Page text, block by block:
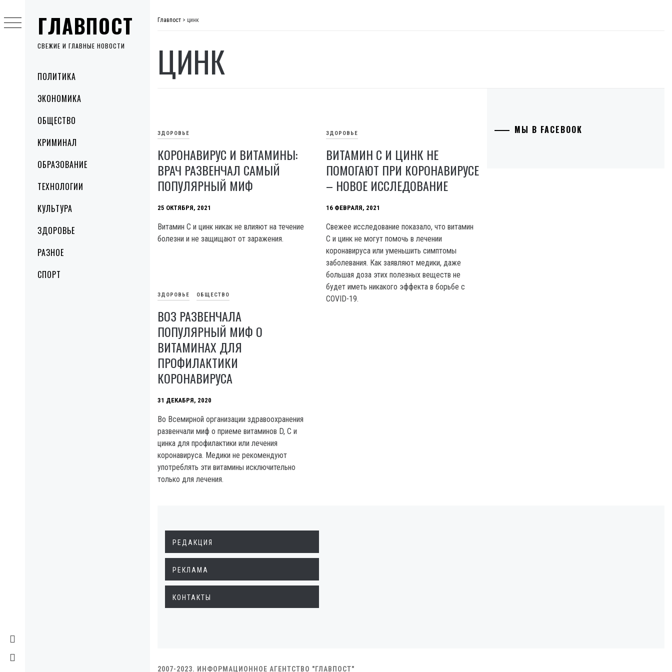
ГЛАВПОСТ
СВЕЖИЕ И ГЛАВНЫЕ НОВОСТИ
MenuПОЛИТИКА
ЭКОНОМИКА
ОБЩЕСТВО
КРИМИНАЛ
ОБРАЗОВАНИЕ
ТЕХНОЛОГИИ
КУЛЬТУРА
ЗДОРОВЬЕ
РАЗНОЕ
СПОРТ
to
content
Главпост > цинк
ЦИНК
ЗДОРОВЬЕ
КОРОНАВИРУС И ВИТАМИНЫ:
ВРАЧ РАЗВЕНЧАЛ САМЫЙ
ПОПУЛЯРНЫЙ МИФ
25 ОКТЯБРЯ, 2021
Витамин C и цинк никак не влияют на течение
болезни и не защищают от заражения.
ЗДОРОВЬЕ
ВИТАМИН С И ЦИНК НЕ
ПОМОГАЮТ ПРИ КОРОНАВИРУСЕ
– НОВОЕ ИССЛЕДОВАНИЕ
16 ФЕВРАЛЯ, 2021
Свежее исследование показало, что витамин
С и цинк не могут помочь в лечении
коронавируса или уменьшить симптомы
заболевания. Как заявляют медики, даже
большая доза этих полезных веществ не
будет иметь никакого эффекта в борьбе с
COVID-19.
ЗДОРОВЬЕ ОБЩЕСТВО
ВОЗ РАЗВЕНЧАЛА
ПОПУЛЯРНЫЙ МИФ О
ВИТАМИНАХ ДЛЯ
ПРОФИЛАКТИКИ
КОРОНАВИРУСА
31 ДЕКАБРЯ, 2020
Во Всемирной организации здравоохранения
развенчали миф о приеме витаминов D, С и
цинка для профилактики или лечения
коронавируса. Медики не рекомендуют
употреблять эти витамины исключительно
только для лечения.
МЫ В FACEBOOK
РЕДАКЦИЯ
РЕКЛАМА
КОНТАКТЫ
2007-2023. ИНФОРМАЦИОННОЕ АГЕНТСТВО "ГЛАВПОСТ"